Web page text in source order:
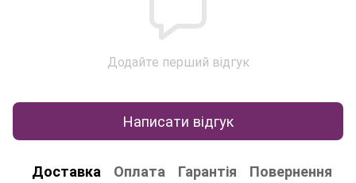
Додайте перший відгук
Написати відгук
Доставка Оплата Гарантія Повернення